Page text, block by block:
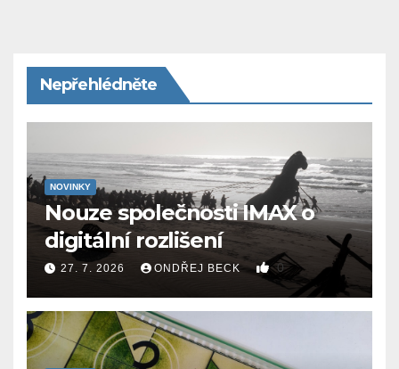
Nepřehlédněte
NOVINKY
Nouze společnosti IMAX o
digitální rozlišení
27. 7. 2026 ONDŘEJ BECK 0